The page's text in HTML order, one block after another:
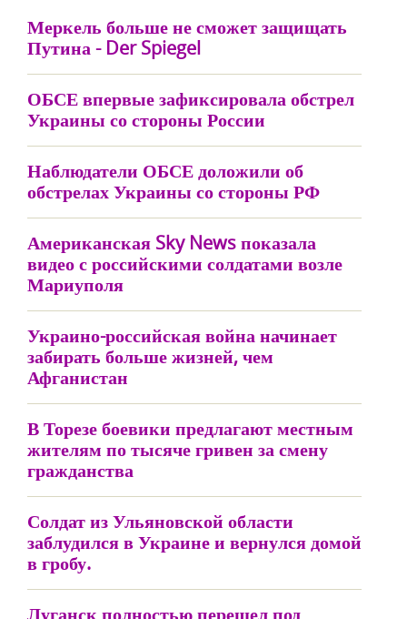
Меркель больше не сможет защищать
Путина - Der Spiegel
ОБСЕ впервые зафиксировала обстрел
Украины со стороны России
Наблюдатели ОБСЕ доложили об
обстрелах Украины со стороны РФ
Американская Sky News показала
видео с российскими солдатами возле
Мариуполя
Украино-российская война начинает
забирать больше жизней, чем
Афганистан
В Торезе боевики предлагают местным
жителям по тысяче гривен за смену
гражданства
Солдат из Ульяновской области
заблудился в Украине и вернулся домой
в гробу.
Луганск полностью перешел под